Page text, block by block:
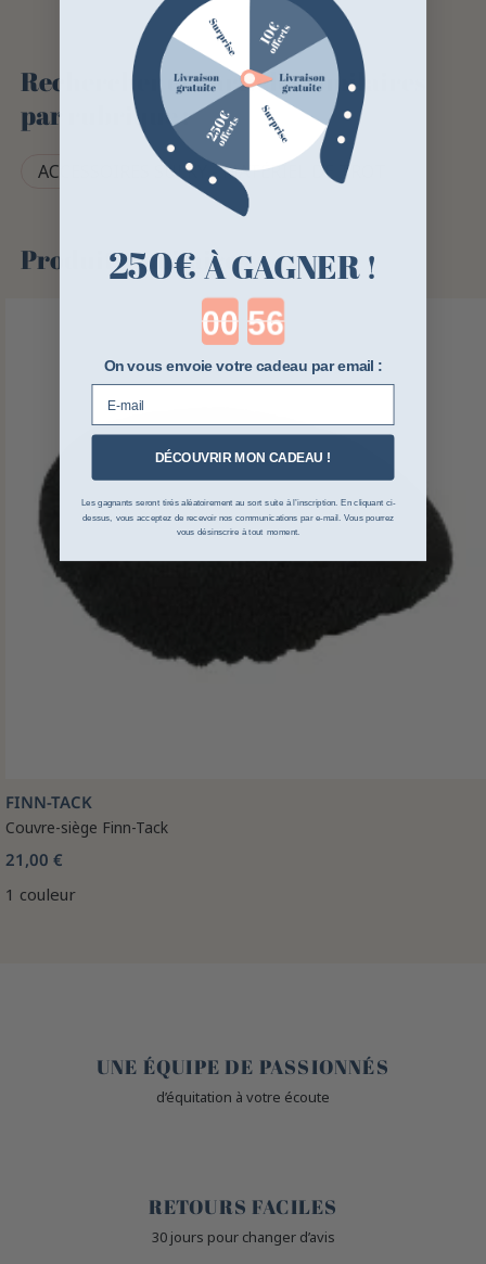
Rechercher des articles similaires
par rubrique :
ACCESSOIRES SULKY - MATÉRIEL DE TROT
Produits similaires
FINN-TACK
Couvre-siège Finn-Tack
21,00 €
1 couleur
UNE ÉQUIPE DE PASSIONNÉS
d’équitation à votre écoute
RETOURS FACILES
30 jours pour changer d’avis
250€ À GAGNER !
Countdown ends in:
On vous envoie votre cadeau par email :
DÉCOUVRIR MON CADEAU !
Les gagnants seront tirés aléatoirement au sort suite à l’inscription. En cliquant ci-
dessus, vous acceptez de recevoir nos communications par e-mail. Vous pourrez
vous désinscrire à tout moment.